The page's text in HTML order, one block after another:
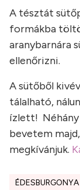
A tésztát
formákba
aranybarnára
ellenőrizni.
A sütőből
tálalható,
ízlett!
bevetem
megkívánjuk.
ÉDESBURGONYA